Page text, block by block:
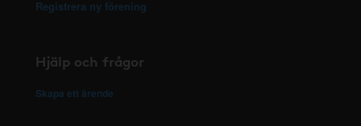
Registrera ny förening
Hjälp och frågor
Skapa ett ärende